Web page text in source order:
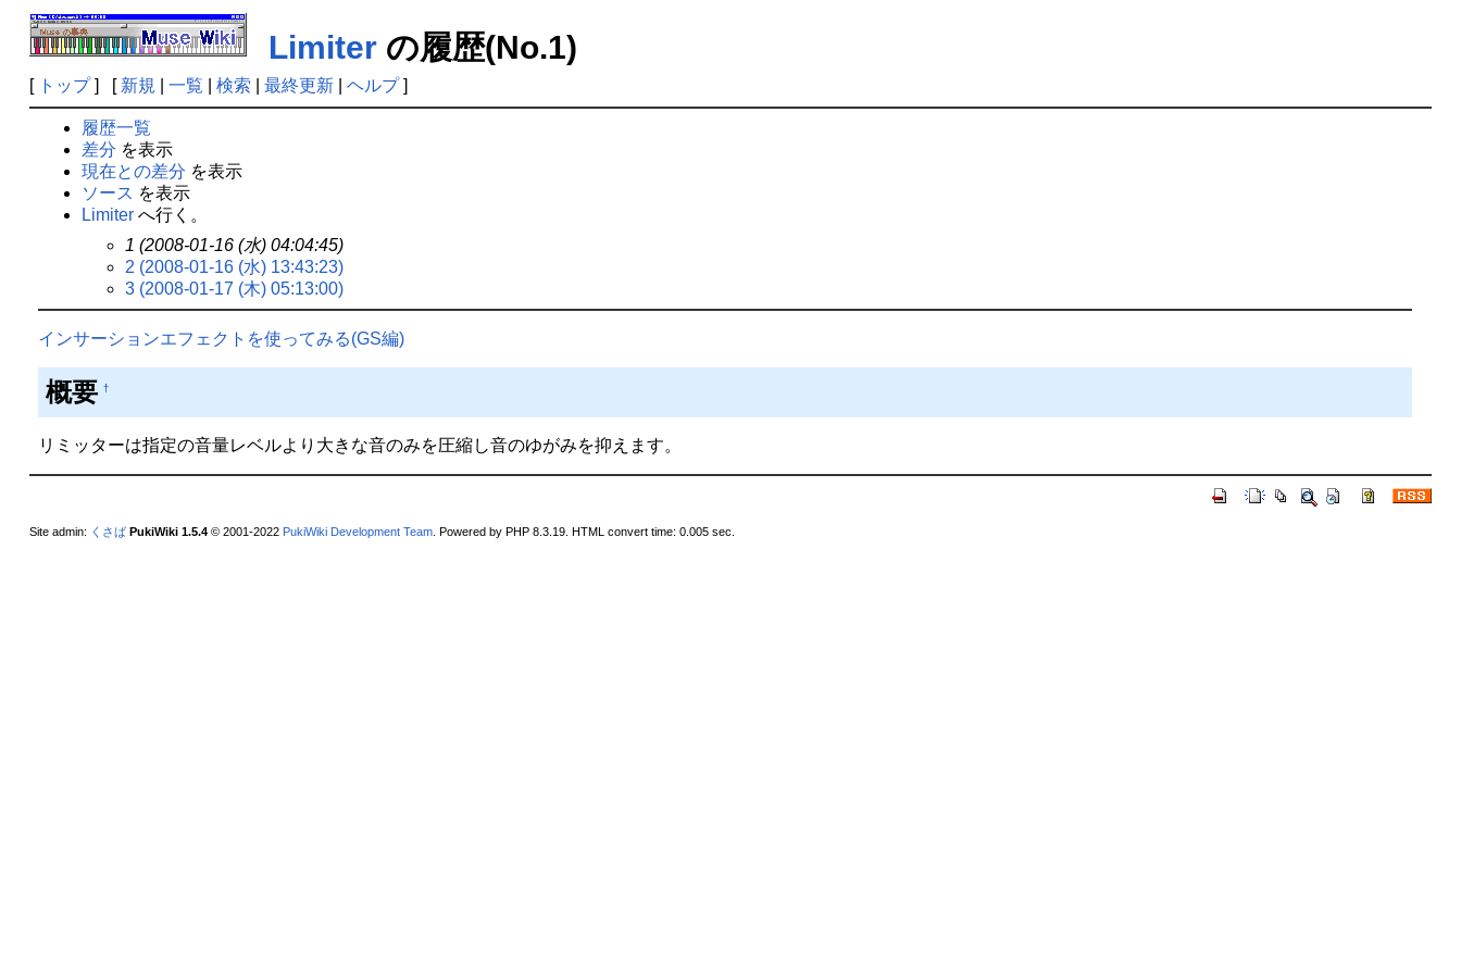
Limiterの履歴(No.1)
[ トップ] [ 新規 一覧 検索 最終更新| ヘルプ]
履歴一覧
差分 を表示
現在との差分 を表示
ソース を表示
Limiterへ行く。
1 (2008-01-16 (水) 04:04:45)
2 (2008-01-16 (水) 13:43:23)
3 (2008-01-17 (木) 05:13:00)
インサーションエフェクトを使ってみる(GS編)
概要 †
リミッターは指定の音量レベルより大きな音のみを圧縮し音のゆがみを抑えます。
Site admin: くさば PukiWiki 1.5.4© 2001-2022 PukiWiki Development Team. Powered by PHP 8.3.19. HTML convert time: 0.005 sec.